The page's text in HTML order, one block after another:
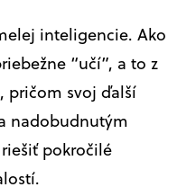
inteligencie. Ako
“učí”, a to z
pričom svoj ďalší
nadobudnutým
pokročilé